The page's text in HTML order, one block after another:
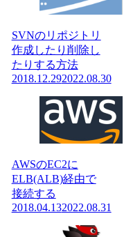
SVNのリポジトリ
作成したり削除し
たりする方法
2018.12.292022.08.30
AWSのEC2に
ELB(ALB)経由で
接続する
2018.04.132022.08.31